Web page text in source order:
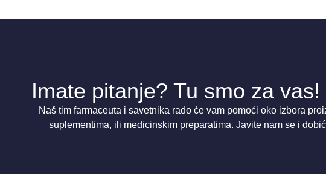
Imate pitanje? Tu smo za vas!
Naš tim farmaceuta i savetnika rado će vam pomoći oko izbora
suplementima, ili medicinskim preparatima. Javite nam se i